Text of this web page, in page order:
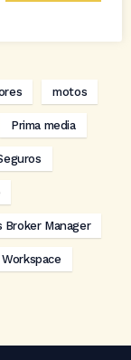
motos
Prima media
Broker Manager
Workspace